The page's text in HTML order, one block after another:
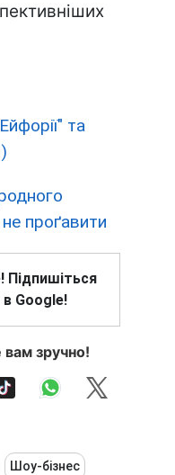
та
проґавити
Підпишіться
в Google!
зручно!
Шоу-бізнес